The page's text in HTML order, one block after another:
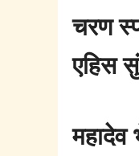
चरण
एहिस